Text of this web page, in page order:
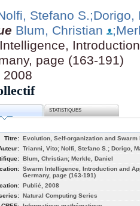
Stefano S.;Dorigo,
Blum, Christian
page (163-191)
2008
STATISTIQUES
Titre: Evolution, Self-organization and Swarm
Trianni, Vito; Nolfi, Stefano S.; Dorigo,
Blum, Christian; Merkle, Daniel
Swarm Intelligence, Introduction and
Germany, page (163-191)
Publié, 2008
Natural Computing Series